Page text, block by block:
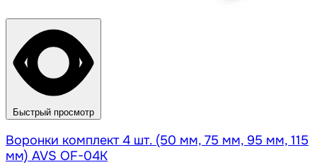
Быстрый просмотр
Воронки комплект 4 шт. (50 мм, 75 мм, 95 мм, 115
мм) AVS OF-04К